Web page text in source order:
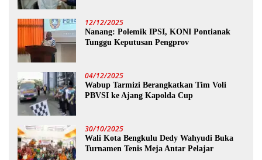
12/12/2025
Nanang: Polemik IPSI, KONI Pontianak
Tunggu Keputusan Pengprov
04/12/2025
Wabup Tarmizi Berangkatkan Tim Voli
PBVSI ke Ajang Kapolda Cup
30/10/2025
Wali Kota Bengkulu Dedy Wahyudi Buka
Turnamen Tenis Meja Antar Pelajar